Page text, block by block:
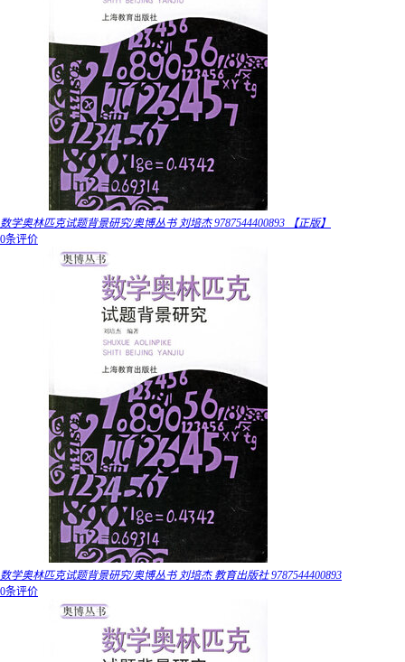
数学奥林匹克试题背景研究/奥博丛书 刘培杰 9787544400893 【正版】
0条评价
数学奥林匹克试题背景研究/奥博丛书 刘培杰 教育出版社 9787544400893
0条评价